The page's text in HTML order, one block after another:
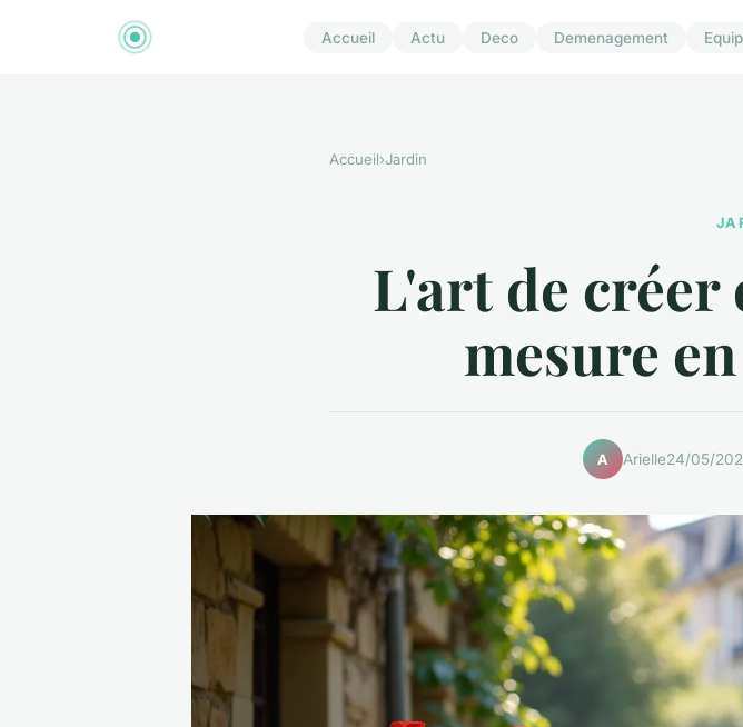
Accueil Actu Deco Demenagement
Accueil›Jardin
L'art de
mesure
A Arielle24/05/